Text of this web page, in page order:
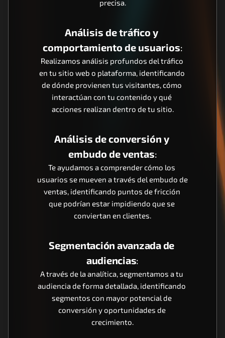
precisa.
Análisis de tráfico y
comportamiento de usuarios:
Realizamos análisis profundos del tráfico
en tu sitio web o plataforma, identificando
de dónde provienen tus visitantes, cómo
interactúan con tu contenido y qué
acciones realizan dentro de tu sitio.
Análisis de conversión y
embudo de ventas:
Te ayudamos a comprender cómo los
usuarios se mueven a través del embudo de
ventas, identificando puntos de fricción
que podrían estar impidiendo que se
conviertan en clientes.
Segmentación avanzada de
audiencias:
A través de la analítica, segmentamos a tu
audiencia de forma detallada, identificando
segmentos con mayor potencial de
conversión y oportunidades de
crecimiento.